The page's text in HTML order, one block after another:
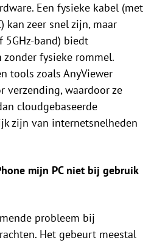
Een fysieke kabel (met
kan zeer snel zijn, maar
5GHz-band) biedt
fysieke rommel.
tools zoals AnyViewer
verzending, waardoor ze
cloudgebaseerde
zijn van internetsnelheden
mijn PC niet bij gebruik
probleem bij
Het gebeurt meestal